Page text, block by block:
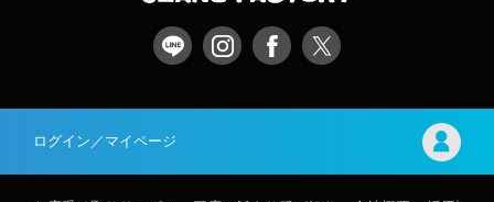
ログイン／マイページ